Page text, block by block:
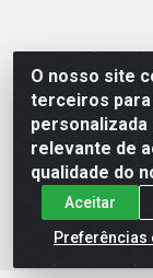
O nosso site
terceiros
relevante de
qualidade do
Aceitar
Preferências
Polimold
Bernardo